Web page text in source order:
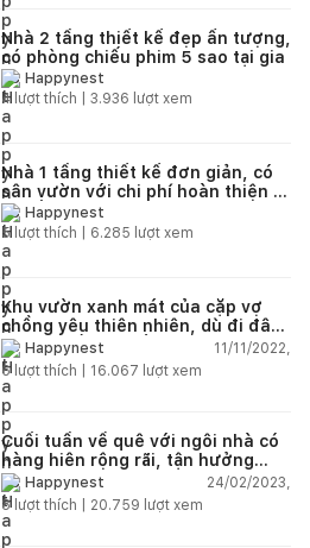
Nhà 2 tầng thiết kế đẹp ấn tượng,
có phòng chiếu phim 5 sao tại gia
Happynest
4 lượt thích | 3.936 lượt xem
Nhà 1 tầng thiết kế đơn giản, có
sân vườn với chi phí hoàn thiện 1
tỷ đồng
Happynest
5 lượt thích | 6.285 lượt xem
Khu vườn xanh mát của cặp vợ
chồng yêu thiên nhiên, dù đi đâu
cũng muốn trở về nhà
Happynest
11/11/2022,
6lượt thích | 16.067 lượt xem
Cuối tuần về quê với ngôi nhà có
hàng hiên rộng rãi, tận hưởng
giây phút thư giãn yên bình
Happynest
24/02/2023,
8lượt thích | 20.759 lượt xem